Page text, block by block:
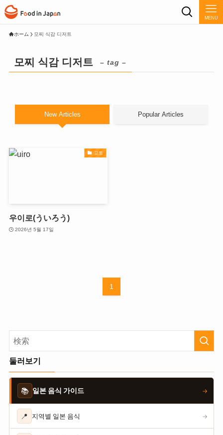
MENU
ホーム 모찌 식감 디저트
모찌 식감 디저트 – tag –
New Articles Popular Articles
교토
우이로(ういろう)
2026년 5월 17일
1
둘러보기
📚 일본 음식 가이드 →
📍 지역별 일본 음식 →